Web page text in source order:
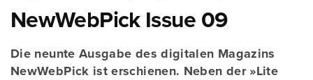
NewWebPick Issue 09
Die neunte Ausgabe des digitalen Magazins
NewWebPick ist erschienen. Neben der »Lite